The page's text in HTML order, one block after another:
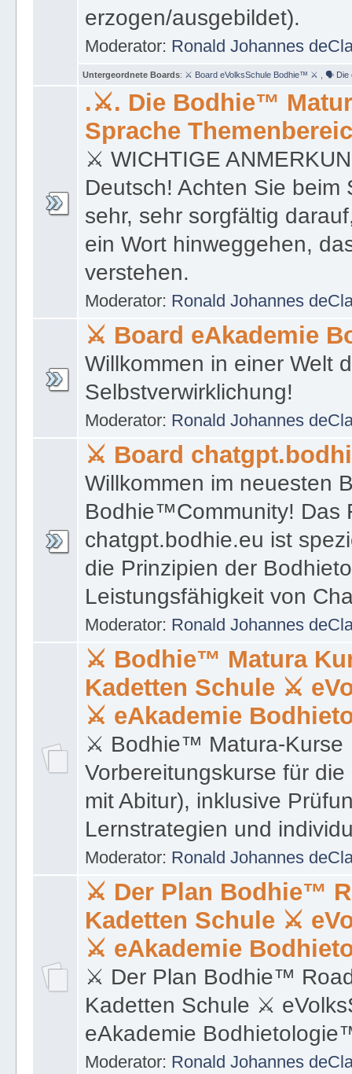
.⚔. Die Bodhie™
Sprache
⚔ WICHTIGE
Deutsch! Achten Sie
sehr, sehr sorgfältig
ein Wort hinweggehen,
verstehen.
Moderator:Ronald Johannes
⚔ Board eAkademie
Willkommen in einer Welt
Selbstverwirklichung!
Moderator:Ronald Johannes
⚔ Board
Willkommen im neuesten
Bodhie™Community! Das
chatgpt.bodhie.eu ist
die Prinzipien der
Leistungsfähigkeit von
Moderator:Ronald Johannes
⚔ Bodhie™ Matura
Kadetten Schule ⚔
⚔ eAkademie
⚔ Bodhie™ Matura-Kurse
Vorbereitungskurse für
mit Abitur), inklusive
Lernstrategien und
Moderator:Ronald Johannes
⚔ Der Plan Bodhie™
Kadetten Schule ⚔
⚔ eAkademie
⚔ Der Plan Bodhie™
Kadetten Schule ⚔
eAkademie
Moderator:Ronald Johannes
† Die Bodhie™ Kirche † Ein zeitgenössischer, ein
» Board ⚔ Die